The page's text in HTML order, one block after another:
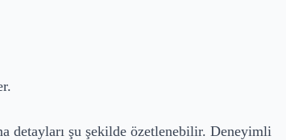
detayları şu şekilde özetlenebilir. Deneyimli